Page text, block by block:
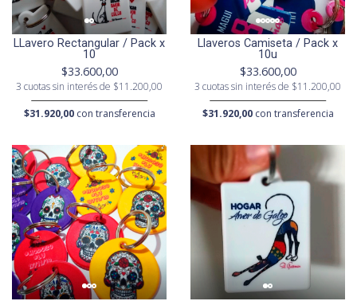
LLavero Rectangular / Pack x
10
$33.600,00
3 cuotas sin interés de $11.200,00
$31.920,00con transferencia
Llaveros Camiseta / Pack x
10u
$33.600,00
3 cuotas sin interés de $11.200,00
$31.920,00con transferencia